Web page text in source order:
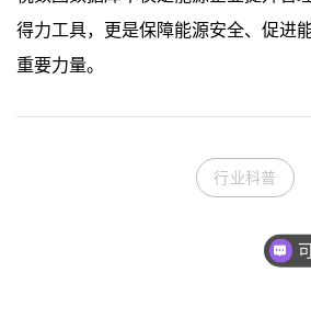
得力工具，更是保障能源安全、促进
重要力量。
行业科普